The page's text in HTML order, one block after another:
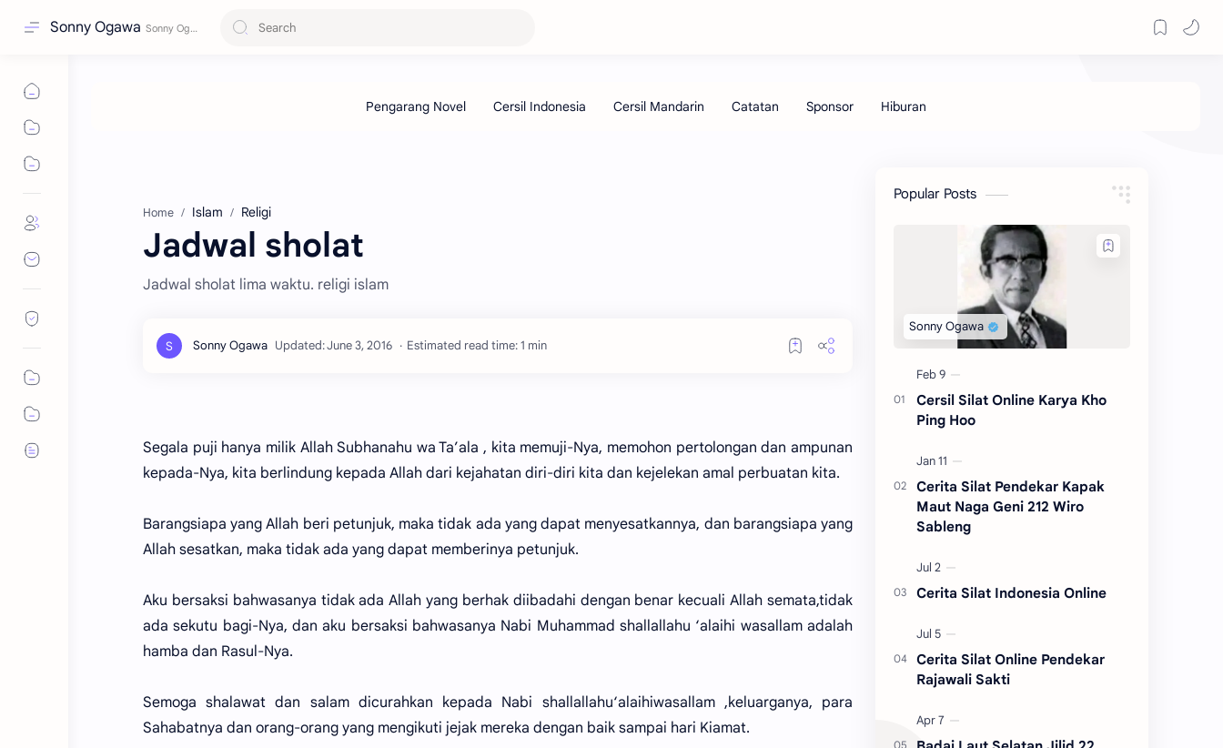
Sonny Ogawa
Home Islam Religi
Jadwal sholat
Jadwal sholat lima waktu. religi islam
Estimated read time: 1 min
Segala puji hanya milik Allah Subhanahu wa Ta’ala , kita memuji-Nya, memohon pertolongan dan ampunan
kepada-Nya, kita berlindung kepada Allah dari kejahatan diri-diri kita dan kejelekan amal perbuatan kita.
Barangsiapa yang Allah beri petunjuk, maka tidak ada yang dapat menyesatkannya, dan barangsiapa yang
Allah sesatkan, maka tidak ada yang dapat memberinya petunjuk.
Aku bersaksi bahwasanya tidak ada Allah yang berhak diibadahi dengan benar kecuali Allah semata,tidak
ada sekutu bagi-Nya, dan aku bersaksi bahwasanya Nabi Muhammad shallallahu ‘alaihi wasallam adalah
hamba dan Rasul-Nya.
Semoga shalawat dan salam dicurahkan kepada Nabi shallallahu‘alaihiwasallam ,keluarganya, para
Sahabatnya dan orang-orang yang mengikuti jejak mereka dengan baik sampai hari Kiamat.
Popular Posts
Cersil Silat Online Karya Kho
Ping Hoo
Cerita Silat Pendekar Kapak
Maut Naga Geni 212 Wiro
Sableng
Cerita Silat Indonesia Online
Cerita Silat Online Pendekar
Rajawali Sakti